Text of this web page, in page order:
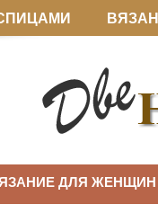
ДЛЯ ЖЕНЩИН